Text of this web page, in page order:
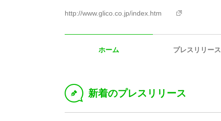
http://www.glico.co.jp/index.htm
ホーム プレスリリース
D 新着のプレスリリース